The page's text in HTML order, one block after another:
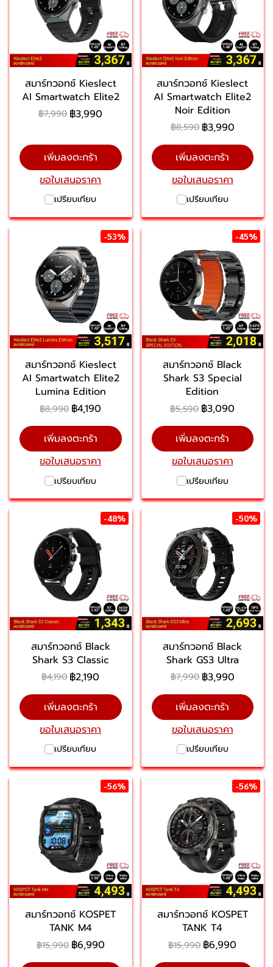
สมาร์ทวอทช์ Kieslect
AI Smartwatch Elite2
฿7,990 ฿3,990
เพิ่มลงตะกร้า
ขอใบเสนอราคา
เปรียบเทียบ
สมาร์ทวอทช์ Kieslect
AI Smartwatch Elite2
Noir Edition
฿8,590 ฿3,990
เพิ่มลงตะกร้า
ขอใบเสนอราคา
เปรียบเทียบ
-53%
สมาร์ทวอทช์ Kieslect
AI Smartwatch Elite2
Lumina Edition
฿8,990 ฿4,190
เพิ่มลงตะกร้า
ขอใบเสนอราคา
เปรียบเทียบ
-45%
สมาร์ทวอทช์ Black
Shark S3 Special
Edition
฿5,590 ฿3,090
เพิ่มลงตะกร้า
ขอใบเสนอราคา
เปรียบเทียบ
-48%
สมาร์ทวอทช์ Black
Shark S3 Classic
฿4,190 ฿2,190
เพิ่มลงตะกร้า
ขอใบเสนอราคา
เปรียบเทียบ
-50%
สมาร์ทวอทช์ Black
Shark GS3 Ultra
฿7,990 ฿3,990
เพิ่มลงตะกร้า
ขอใบเสนอราคา
เปรียบเทียบ
-56%
สมาร์ทวอทช์ KOSPET
TANK M4
฿15,990 ฿6,990
-56%
สมาร์ทวอทช์ KOSPET
TANK T4
฿15,990 ฿6,990